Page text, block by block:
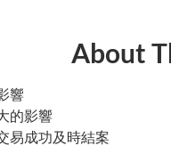
About
響
的影響
易成功及時結案